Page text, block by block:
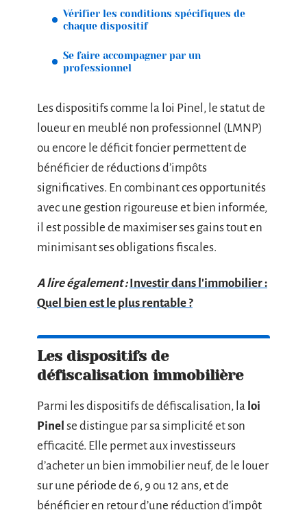
Vérifier les conditions spécifiques de
chaque dispositif
Se faire accompagner par un
professionnel
Les dispositifs comme la loi Pinel, le statut de
loueur en meublé non professionnel (LMNP)
ou encore le déficit foncier permettent de
bénéficier de réductions d’impôts
significatives. En combinant ces opportunités
avec une gestion rigoureuse et bien informée,
il est possible de maximiser ses gains tout en
minimisant ses obligations fiscales.
A lire également : Investir dans l'immobilier :
Quel bien est le plus rentable ?
Les dispositifs de
défiscalisation immobilière
Parmi les dispositifs de défiscalisation, la loi
Pinel se distingue par sa simplicité et son
efficacité. Elle permet aux investisseurs
d’acheter un bien immobilier neuf, de le louer
sur une période de 6, 9 ou 12 ans, et de
bénéficier en retour d’une réduction d’impôt